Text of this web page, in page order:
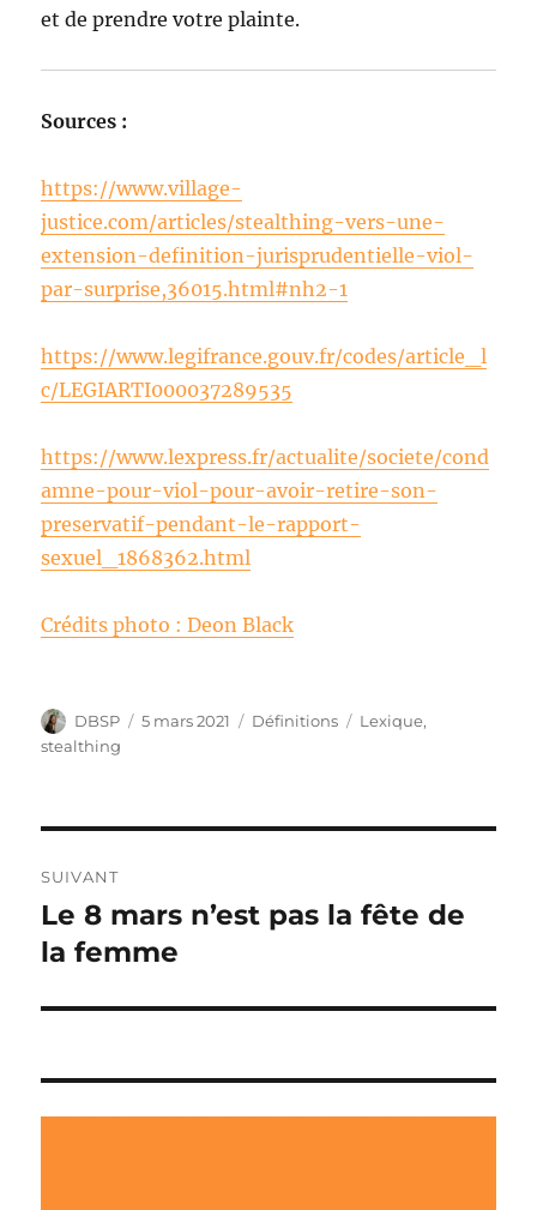
et de prendre votre plainte.
Sources :
https://www.village-
justice.com/articles/stealthing-vers-une-
extension-definition-jurisprudentielle-viol-
par-surprise,36015.html#nh2-1
https://www.legifrance.gouv.fr/codes/article_l
c/LEGIARTI000037289535
https://www.lexpress.fr/actualite/societe/cond
amne-pour-viol-pour-avoir-retire-son-
preservatif-pendant-le-rapport-
sexuel_1868362.html
Crédits photo : Deon Black
Auteur
DBSP
Publié
5 mars 2021 Catégories
Définitions Étiquettes
Lexique,
stealthing
de
l’article
SUIVANT
Publication
suivante :
Le 8 mars n’est pas la fête de
la femme